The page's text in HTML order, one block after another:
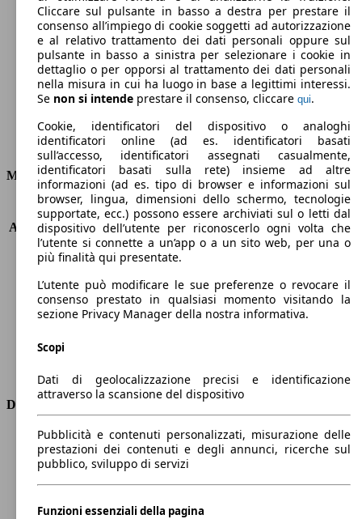
110 g/km
Emissioni di CO2 (combinato)*
Consumi
Motore e Prestazioni
KW (PS)
96 kW (131 PS)
Accelerazione (0-100 km/h)
11.2s
Velocità massima (km/h)
204 km/h
Numero di marce
8
Coppia
230 nm
Cilindrata
1199 ccm
Carburante
Benzina
Trasmissione
Dimensioni
Lunghezza
4790 mm
Altezza
1420 mm
Larghezza
Peso massimo
-
Cliccare sul pulsante in basso a destra per prestare il
consenso all’impiego di cookie soggetti ad autorizzazione
e al relativo trattamento dei dati personali oppure sul
pulsante in basso a sinistra per selezionare i cookie in
dettaglio o per opporsi al trattamento dei dati personali
nella misura in cui ha luogo in base a legittimi interessi.
Se non si intende prestare il consenso, cliccare qui.
Cookie, identificatori del dispositivo o analoghi
identificatori online (ad es. identificatori basati
sull’accesso, identificatori assegnati casualmente,
identificatori basati sulla rete) insieme ad altre
informazioni (ad es. tipo di browser e informazioni sul
browser, lingua, dimensioni dello schermo, tecnologie
supportate, ecc.) possono essere archiviati sul o letti dal
dispositivo dell’utente per riconoscerlo ogni volta che
l’utente si connette a un’app o a un sito web, per una o
più finalità qui presentate.
L’utente può modificare le sue preferenze o revocare il
consenso prestato in qualsiasi momento visitando la
sezione Privacy Manager della nostra informativa.
Scopi
Dati di geolocalizzazione precisi e identificazione
attraverso la scansione del dispositivo
Pubblicità e contenuti personalizzati, misurazione delle
prestazioni dei contenuti e degli annunci, ricerche sul
pubblico, sviluppo di servizi
Funzioni essenziali della pagina